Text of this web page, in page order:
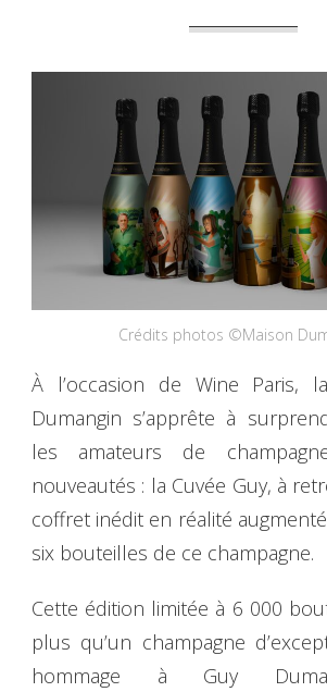
Crédits photos ©Maison
À l’occasion de Wine Paris,
Dumangin s’apprête à
les amateurs de
nouveautés : la Cuvée Guy, à
coffret inédit en réalité
six bouteilles de ce champagne.
Cette édition limitée à 6 000
plus qu’un champagne
hommage à Guy